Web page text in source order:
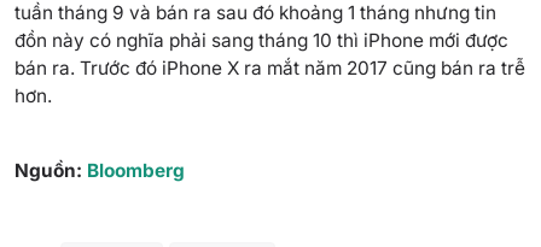
tuần tháng 9 và bán ra sau đó khoảng 1 tháng nhưng tin
đồn này có nghĩa phải sang tháng 10 thì iPhone mới được
bán ra. Trước đó iPhone X ra mắt năm 2017 cũng bán ra trễ
hơn.
Nguồn: Bloomberg